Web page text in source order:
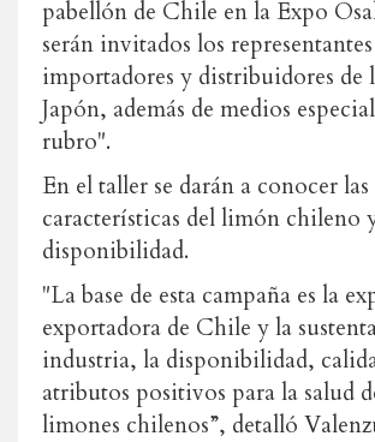
pabellón de Chile en la Expo
serán invitados los
importadores y distribuidores de
Japón, además de medios
rubro".
En el taller se darán a conocer
características del limón chileno
disponibilidad.
"La base de esta campaña es la
exportadora de Chile y la
industria, la disponibilidad,
atributos positivos para la salud
limones chilenos”, detalló